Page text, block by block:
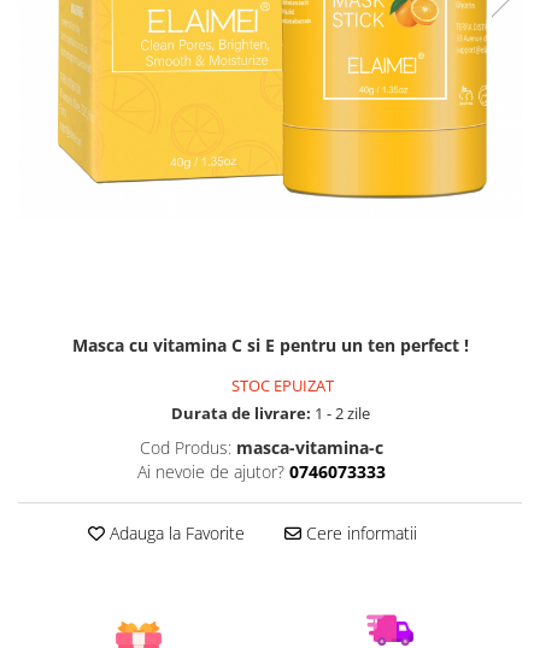
Masca cu vitamina C si E pentru un ten perfect !
STOC EPUIZAT
Durata de livrare: 1 - 2 zile
Cod Produs: masca-vitamina-c
Ai nevoie de ajutor? 0746073333
Adauga la Favorite Cere informatii